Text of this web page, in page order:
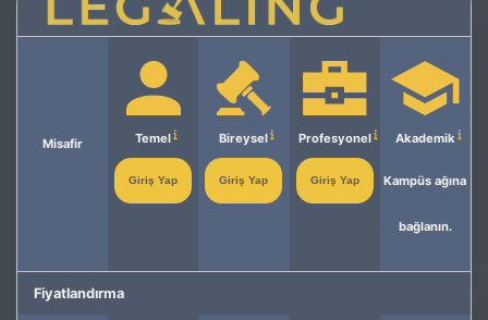
Misafir Temel
Giriş Yap
Bireysel
Giriş Yap
Profesyonel
Giriş Yap
Akademik
Kampüs ağına
bağlanın.
Fiyatlandırma